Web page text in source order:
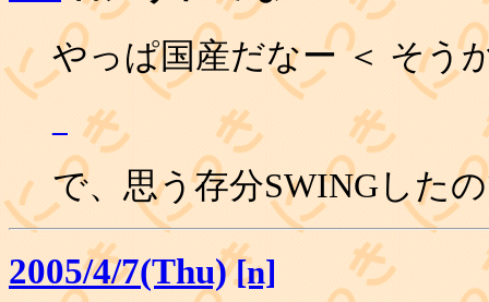
やっぱ国産だなー ＜ そう
で、思う存分SWINGした
2005/4/7(Thu) [n]